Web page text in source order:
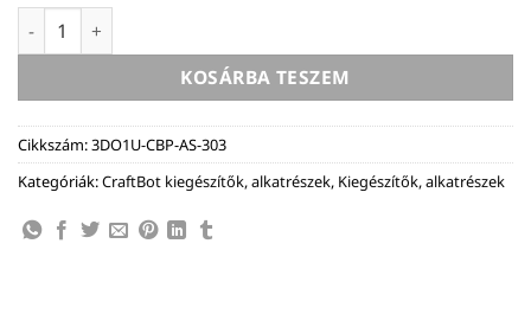
CraftBot Plus Classic -> Pro upgrade kit MAX kék
KOSÁRBA TESZEM
Cikkszám:3DO1U-CBP-AS-303
Kategóriák:CraftBot kiegészítők, alkatrészek, Kiegészítők, alkatrészek